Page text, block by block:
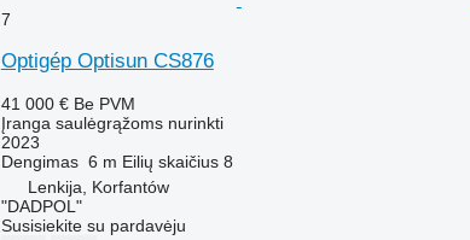
7
Optigép Optisun CS876
41 000 € Be PVM
Įranga saulėgrąžoms nurinkti
2023
Dengimas 6 m Eilių skaičius 8
Lenkija, Korfantów
"DADPOL"
Susisiekite su pardavėju